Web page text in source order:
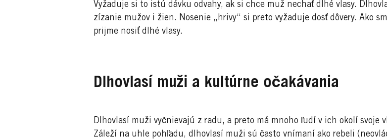
Vyžaduje si to istú dávku odvahy, ak si chce muž nechať dlhé vlasy.
zízanie mužov i žien. Nosenie „hrivy“ si preto vyžaduje dosť dôvery. Ako
prijme nosiť dlhé vlasy.
Dlhovlasí muži a kultúrne očakávania
Dlhovlasí muži vyčnievajú z radu, a preto má mnoho ľudí v ich okolí svoje
Záleží na uhle pohľadu, dlhovlasí muži sú často vnímaní ako rebeli